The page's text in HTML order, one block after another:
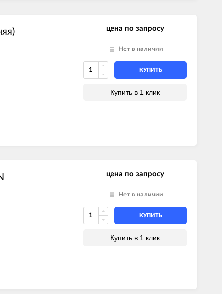
SYSTEM
цена по запросу
Нет в наличии
КУПИТЬ
Купить в 1 клик
цена по запросу
Нет в наличии
КУПИТЬ
Купить в 1 клик